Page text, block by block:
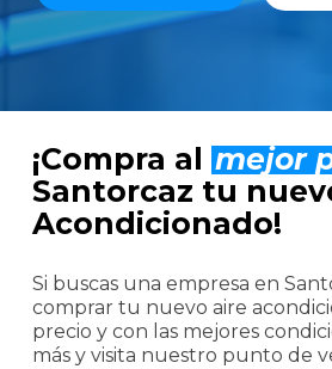
¡Compra al mejor
Santorcaz tu
Acondicionado!
Si buscas una empresa en
comprar tu nuevo aire
precio y con las mejores
más y visita nuestro punto de